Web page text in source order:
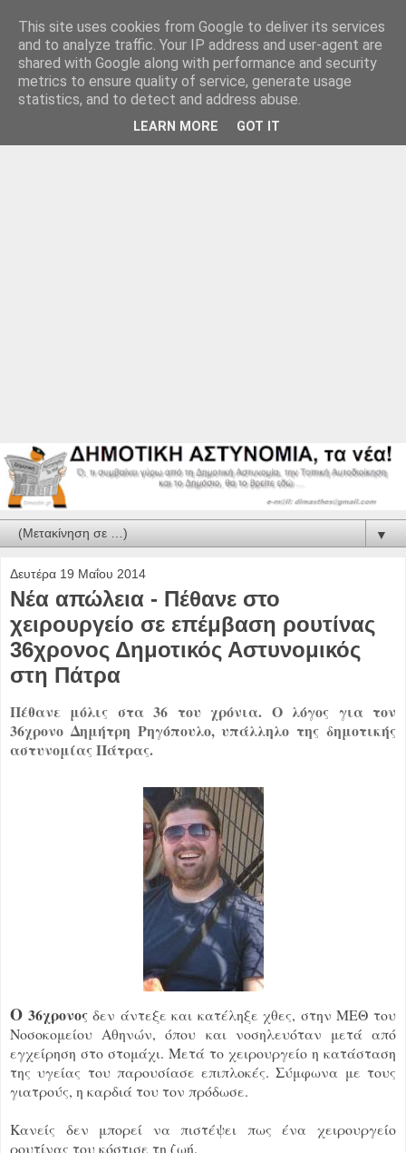
▼
Δευτέρα 19 Μαΐου 2014
Νέα απώλεια - Πέθανε στο
χειρουργείο σε επέμβαση ρουτίνας
36χρονος Δημοτικός Αστυνομικός
στη Πάτρα
Πέθανε μόλις στα 36 του χρόνια. Ο λόγος για τον
36χρονο Δημήτρη Ρηγόπουλο, υπάλληλο της δημοτικής
αστυνομίας Πάτρας.
Ο 36χρονοςδεν άντεξε και κατέληξε χθες, στην ΜΕΘ του
Νοσοκομείου Αθηνών, όπου και νοσηλευόταν μετά από
εγχείρηση στο στομάχι. Μετά το χειρουργείο η κατάσταση
της υγείας του παρουσίασε επιπλοκές. Σύμφωνα με τους
γιατρούς, η καρδιά του τον πρόδωσε.
Κανείς δεν μπορεί να πιστέψει πως ένα χειρουργείο
ρουτίνας του κόστισε τη ζωή.
This site uses cookies from Google to deliver its services
and to analyze traffic. Your IP address and user-agent are
shared with Google along with performance and security
metrics to ensure quality of service, generate usage
statistics, and to detect and address abuse.
LEARN MORE GOT IT